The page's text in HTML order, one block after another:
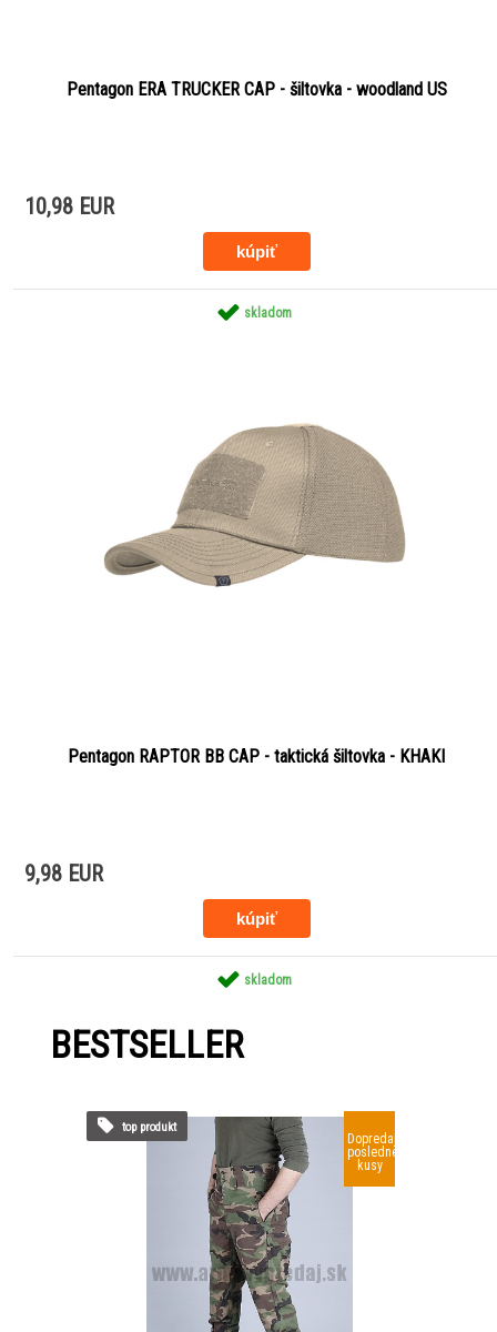
Pentagon ERA TRUCKER CAP - šiltovka - woodland US
10,98 EUR
skladom
Pentagon RAPTOR BB CAP - taktická šiltovka - KHAKI
9,98 EUR
skladom
BESTSELLER
top produkt
Dopredaj
posledné
kusy